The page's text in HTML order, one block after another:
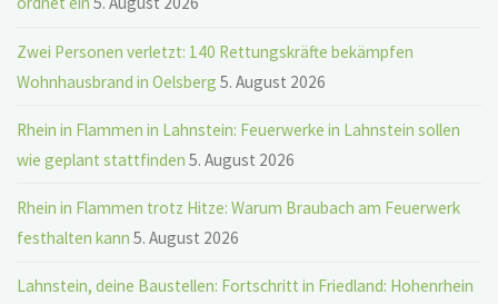
Zwei Personen verletzt: 140 Rettungskräfte bekämpfen
Wohnhausbrand in Oelsberg 5. August 2026
Rhein in Flammen in Lahnstein: Feuerwerke in Lahnstein sollen
wie geplant stattfinden 5. August 2026
Rhein in Flammen trotz Hitze: Warum Braubach am Feuerwerk
festhalten kann 5. August 2026
Lahnstein, deine Baustellen: Fortschritt in Friedland: Hohenrhein